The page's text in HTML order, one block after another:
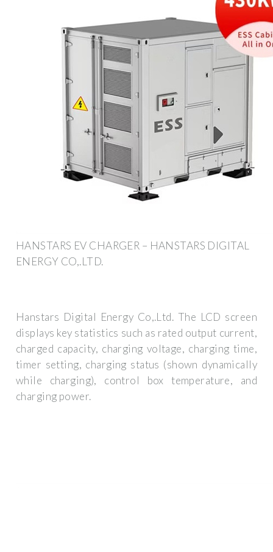
HANSTARS EV CHARGER – HANSTARS DIGITAL
ENERGY CO,.LTD.
Hanstars Digital Energy Co,.Ltd. The LCD screen
displays key statistics such as rated output current,
charged capacity, charging voltage, charging time,
timer setting, charging status (shown dynamically
while charging), control box temperature, and
charging power.